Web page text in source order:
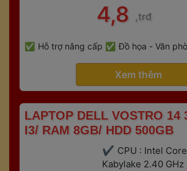
4,8 ,trđ
Hỗ trợ nâng cấp
Đồ họa - Văn
Xem thêm
LAPTOP DELL VOSTRO 14
I3/ RAM 8GB/ HDD 500GB
CPU : Intel
Kabylake 2.40 GHz